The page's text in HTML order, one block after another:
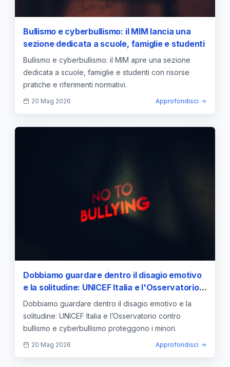
Bullismo e cyberbullismo: il MIM lancia una
sezione dedicata a scuole, famiglie e studenti
Bullismo e cyberbullismo: il MIM apre una sezione
dedicata a scuole, famiglie e studenti con risorse
pratiche e riferimenti normativi.
20 Mag 2026 Approfondisci
Dobbiamo guardare dentro il disagio emotivo
e la solitudine: UNICEF Italia e l'Osservatorio
contro bullismo e cyberbullismo insieme
Dobbiamo guardare dentro il disagio emotivo e la
solitudine: UNICEF Italia e l’Osservatorio contro
bullismo e cyberbullismo proteggono i minori.
20 Mag 2026 Approfondisci